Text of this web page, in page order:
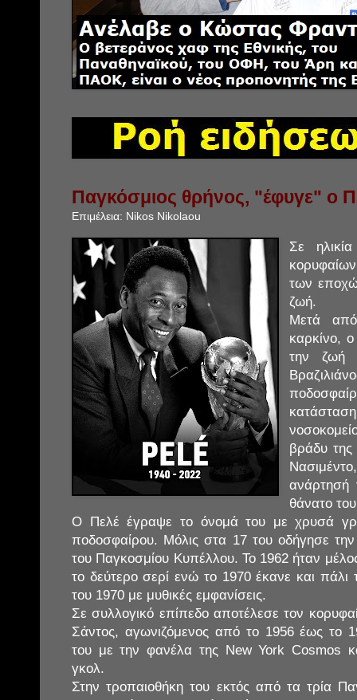
Παγκόσμιος θρήνος, "έφυγε" ο
Επιμέλεια: Nikos Nikolaou
Σε
των
ζωή.
Μετά
καρκίνο,
την ζωή
βράδυ
ανάρτησή
θάνατο
Ο Πελέ έγραψε το όνομά του με χρυσά
ποδοσφαίρου. Μόλις στα 17 του οδήγησε την
του Παγκοσμίου Κυπέλλου. Το 1962 ήταν
το δεύτερο σερί ενώ το 1970 έκανε και πάλι
του 1970 με μυθικές εμφανίσεις.
Σε συλλογικό επίπεδο αποτέλεσε τον
Σάντος, αγωνιζόμενος από το 1956 έως το
του με την φανέλα της New York Cosmos
γκολ.
Στην τροπαιοθήκη του εκτός από τα τρία